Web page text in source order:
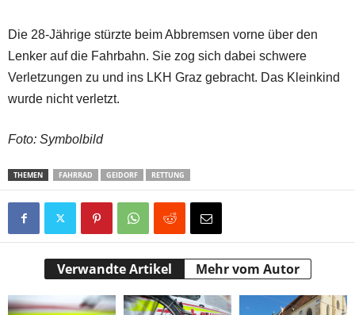
Die 28-Jährige stürzte beim Abbremsen vorne über den
Lenker auf die Fahrbahn. Sie zog sich dabei schwere
Verletzungen zu und ins LKH Graz gebracht. Das Kleinkind
wurde nicht verletzt.
Foto: Symbolbild
THEMEN FAHRRAD GEIDORF RETTUNG
Verwandte Artikel Mehr vom Autor